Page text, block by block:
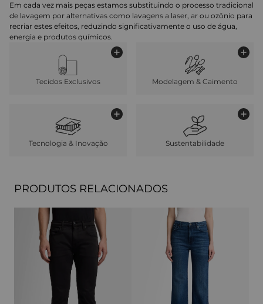
Em cada vez mais peças estamos substituindo o processo tradicional
de lavagem por alternativas como lavagens a laser, ar ou ozônio para
recriar estes efeitos, reduzindo significativamente o uso de água,
energia e produtos químicos.
Tecidos Exclusivos Modelagem & Caimento
Tecnologia & Inovação Sustentabilidade
PRODUTOS RELACIONADOS